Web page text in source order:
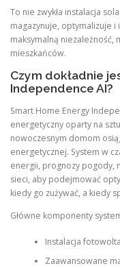
To nie zwykła instalacja
magazynuje, optymalizuje
maksymalną niezależność,
mieszkańców.
Czym dokładnie
Independence AI?
Smart Home Energy
energetyczny oparty na
nowoczesnym domom
energetycznej. System w
energii, prognozy pogody,
sieci, aby podejmować
kiedy go zużywać, a kiedy
Główne komponenty
Instalacja
Zaawansowane